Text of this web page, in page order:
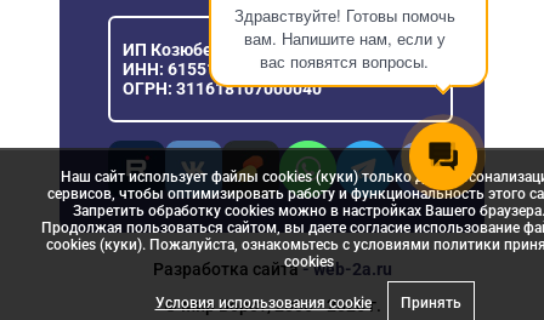
Здравствуйте! Готовы помочь
вам. Напишите нам, если у
вас появятся вопросы.
ИП Козюберда Денис Александрович
ИНН: 615516030057
ОГРН: 311618107000040
Разработка сайта- web-2a.ru
© Мир Ворот, 2006 - 2026 г.
Наш сайт использует файлы cookies (куки) только для
сервисов, чтобы оптимизировать работу и функциональность этого
Запретить обработку cookies можно в настройках Вашего браузера.
Продолжая пользоваться сайтом, вы даете согласие использование
cookies (куки). Пожалуйста, ознакомьтесь с условиями политики
сookies
Условия использования cookie Принять